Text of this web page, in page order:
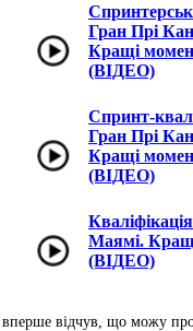
Гран Прі
Кращі
(ВІДЕО)
Спринт-
Гран Прі
Кращі
(ВІДЕО)
Маямі.
(ВІДЕО)
відчув, що можу